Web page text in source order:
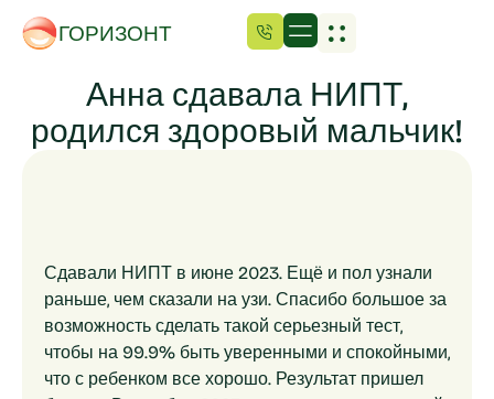
ГОРИЗОНТ
Анна сдавала НИПТ,
родился здоровый мальчик!
Сдавали НИПТ в июне 2023. Ещё и пол узнали
раньше, чем сказали на узи. Спасибо большое за
возможность сделать такой серьезный тест,
чтобы на 99.9% быть уверенными и спокойными,
что с ребенком все хорошо. Результат пришел